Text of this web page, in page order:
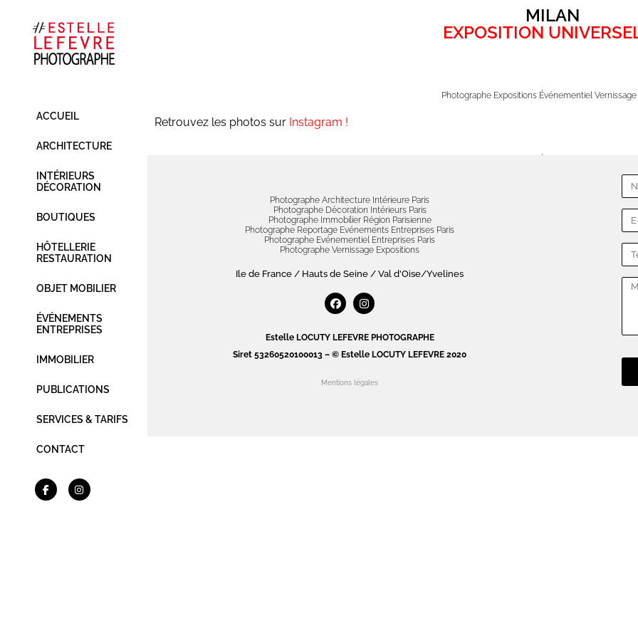
ACCUEIL
ARCHITECTURE
INTÉRIEURS
DÉCORATION
BOUTIQUES
HÔTELLERIE
RESTAURATION
OBJET MOBILIER
ÉVÉNEMENTS
ENTREPRISES
IMMOBILIER
PUBLICATIONS
SERVICES & TARIFS
CONTACT
MILAN
EXPOSITION
Photographe Expositions Événementiel Vernissage
Retrouvez les photos sur Instagram !
Photographe Architecture Intérieure Paris
Photographe Décoration Intérieurs Paris
Photographe Immobilier Région Parisienne
Photographe Reportage Evénements Entreprises Paris
Photographe Evénementiel Entreprises Paris
Photographe Vernissage Expositions
Ile de France / Hauts de Seine / Val d'Oise/Yvelines
Estelle LOCUTY LEFEVRE PHOTOGRAPHE
Siret 53260520100013 – © Estelle LOCUTY LEFEVRE 2020
Mentions légales